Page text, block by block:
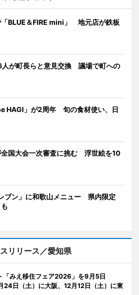
BLUE＆FIRE mini」 地元店が鉄板
人が町長らと意見交換 議場で町への
HAGI」が2周年 旬の食材使い、日
全国大会一次審査に挑む 浮世絵を10
ブン」に和歌山メニュー 県内限定
リリース／愛知県
「みえ移住フェア2026」を9月5日
24日（土）に大阪、12月12日（土）に東